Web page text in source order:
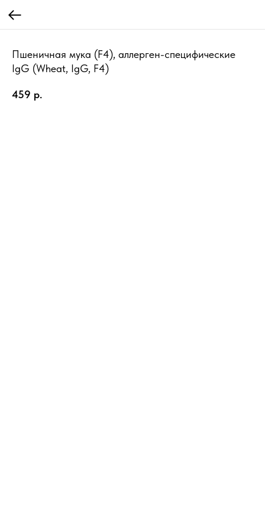
Пшеничная мука (F4), аллерген-специфические
IgG (Wheat, IgG, F4)
459 р.